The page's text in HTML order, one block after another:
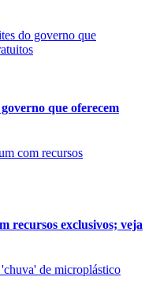
que oferecem
recursos exclusivos; veja